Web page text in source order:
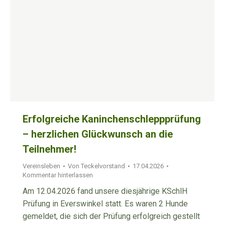
Erfolgreiche Kaninchenschleppprüfung
– herzlichen Glückwunsch an die
Teilnehmer!
Vereinsleben Von Teckelvorstand
17.04.2026
Kommentar hinterlassen
Am 12.04.2026 fand unsere diesjährige KSchlH
Prüfung in Everswinkel statt. Es waren 2 Hunde
gemeldet, die sich der Prüfung erfolgreich gestellt